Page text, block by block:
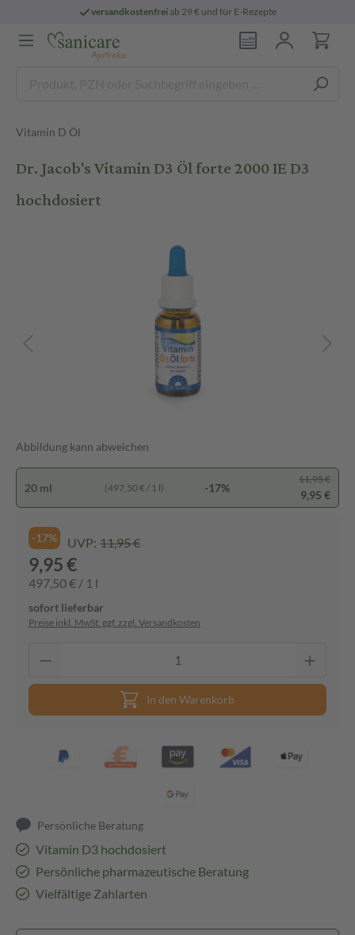
versandkostenfreiab 29 € und für E-Rezepte
Vitamin D Öl
Dr. Jacob's Vitamin D3 Öl forte 2000 IE D3
hochdosiert
Abbildung kann abweichen
20 ml (497,50 € / 1 l) -17%
11,95 €
9,95 €
-17% UVP: 11,95 €
9,95 €
497,50 € / 1 l
sofort lieferbar
Preise inkl. MwSt. ggf. zzgl. Versandkosten
In den Warenkorb
Persönliche Beratung
Vitamin D3 hochdosiert
Persönliche pharmazeutische Beratung
Vielfältige Zahlarten